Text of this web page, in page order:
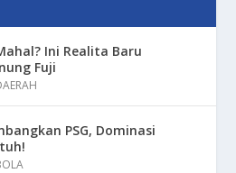
Ini Realita Baru
Fuji
PSG, Dominasi